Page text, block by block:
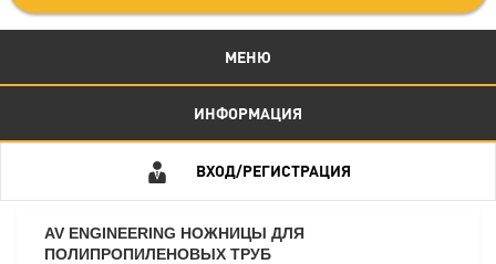
МЕНЮ
ИНФОРМАЦИЯ
ВХОД/РЕГИСТРАЦИЯ
AV ENGINEERING НОЖНИЦЫ ДЛЯ
ПОЛИПРОПИЛЕНОВЫХ ТРУБ